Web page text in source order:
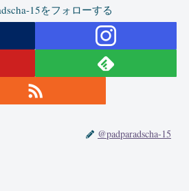
15をフォローする
@padparadscha-15